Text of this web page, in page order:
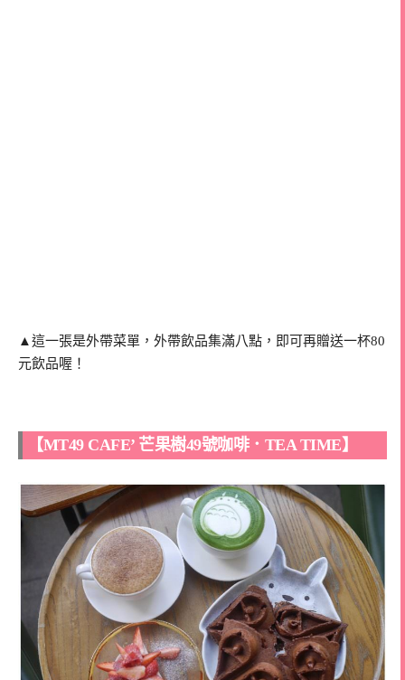
▲這一張是外帶菜單，外帶飲品集滿八點，即可再贈送一杯80
元飲品喔！
【MT49 CAFE’ 芒果樹49號咖啡．TEA TIME】